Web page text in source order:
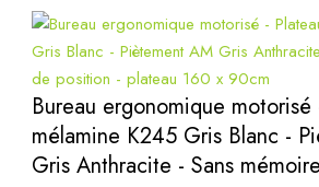
Bureau ergonomique motorisé
mélamine K245 Gris Blanc -
Gris Anthracite - Sans